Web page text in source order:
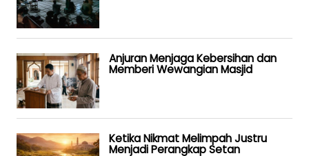
Anjuran Menjaga Kebersihan dan
Memberi Wewangian Masjid
Ketika Nikmat Melimpah Justru
Menjadi Perangkap Setan